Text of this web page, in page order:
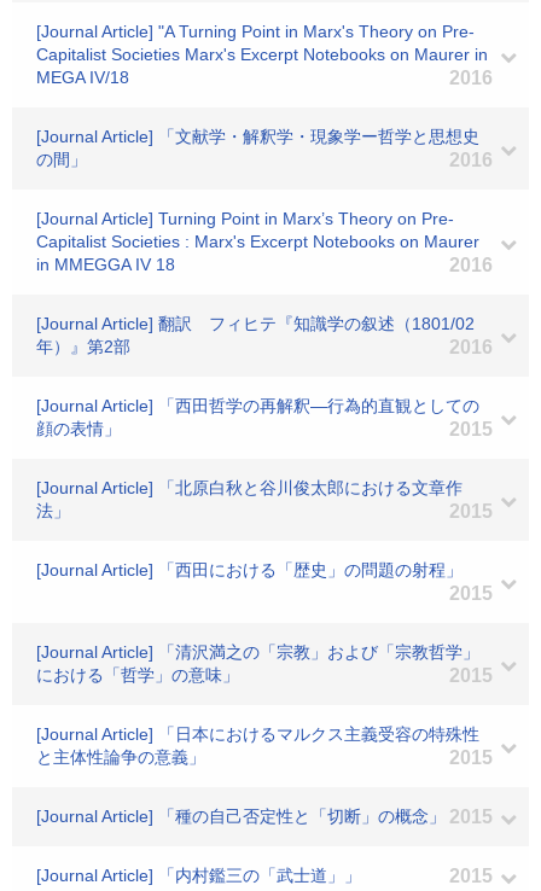
[Journal Article] "A Turning Point in Marx's Theory on Pre-
Capitalist Societies Marx's Excerpt Notebooks on Maurer in
MEGA IV/18
2016
[Journal Article] 「文献学・解釈学・現象学ー哲学と思想史
の間」
2016
[Journal Article] Turning Point in Marx’s Theory on Pre-
Capitalist Societies : Marx's Excerpt Notebooks on Maurer
in MMEGGA IV 18
2016
[Journal Article] 翻訳 フィヒテ『知識学の叙述（1801/02
年）』第2部
2016
[Journal Article] 「西田哲学の再解釈―行為的直観としての
顔の表情」
2015
[Journal Article] 「北原白秋と谷川俊太郎における文章作
法」
2015
[Journal Article] 「西田における「歴史」の問題の射程」
2015
[Journal Article] 「清沢満之の「宗教」および「宗教哲学」
における「哲学」の意味」
2015
[Journal Article] 「日本におけるマルクス主義受容の特殊性
と主体性論争の意義」
2015
[Journal Article] 「種の自己否定性と「切断」の概念」 2015
[Journal Article] 「内村鑑三の「武士道」」 2015